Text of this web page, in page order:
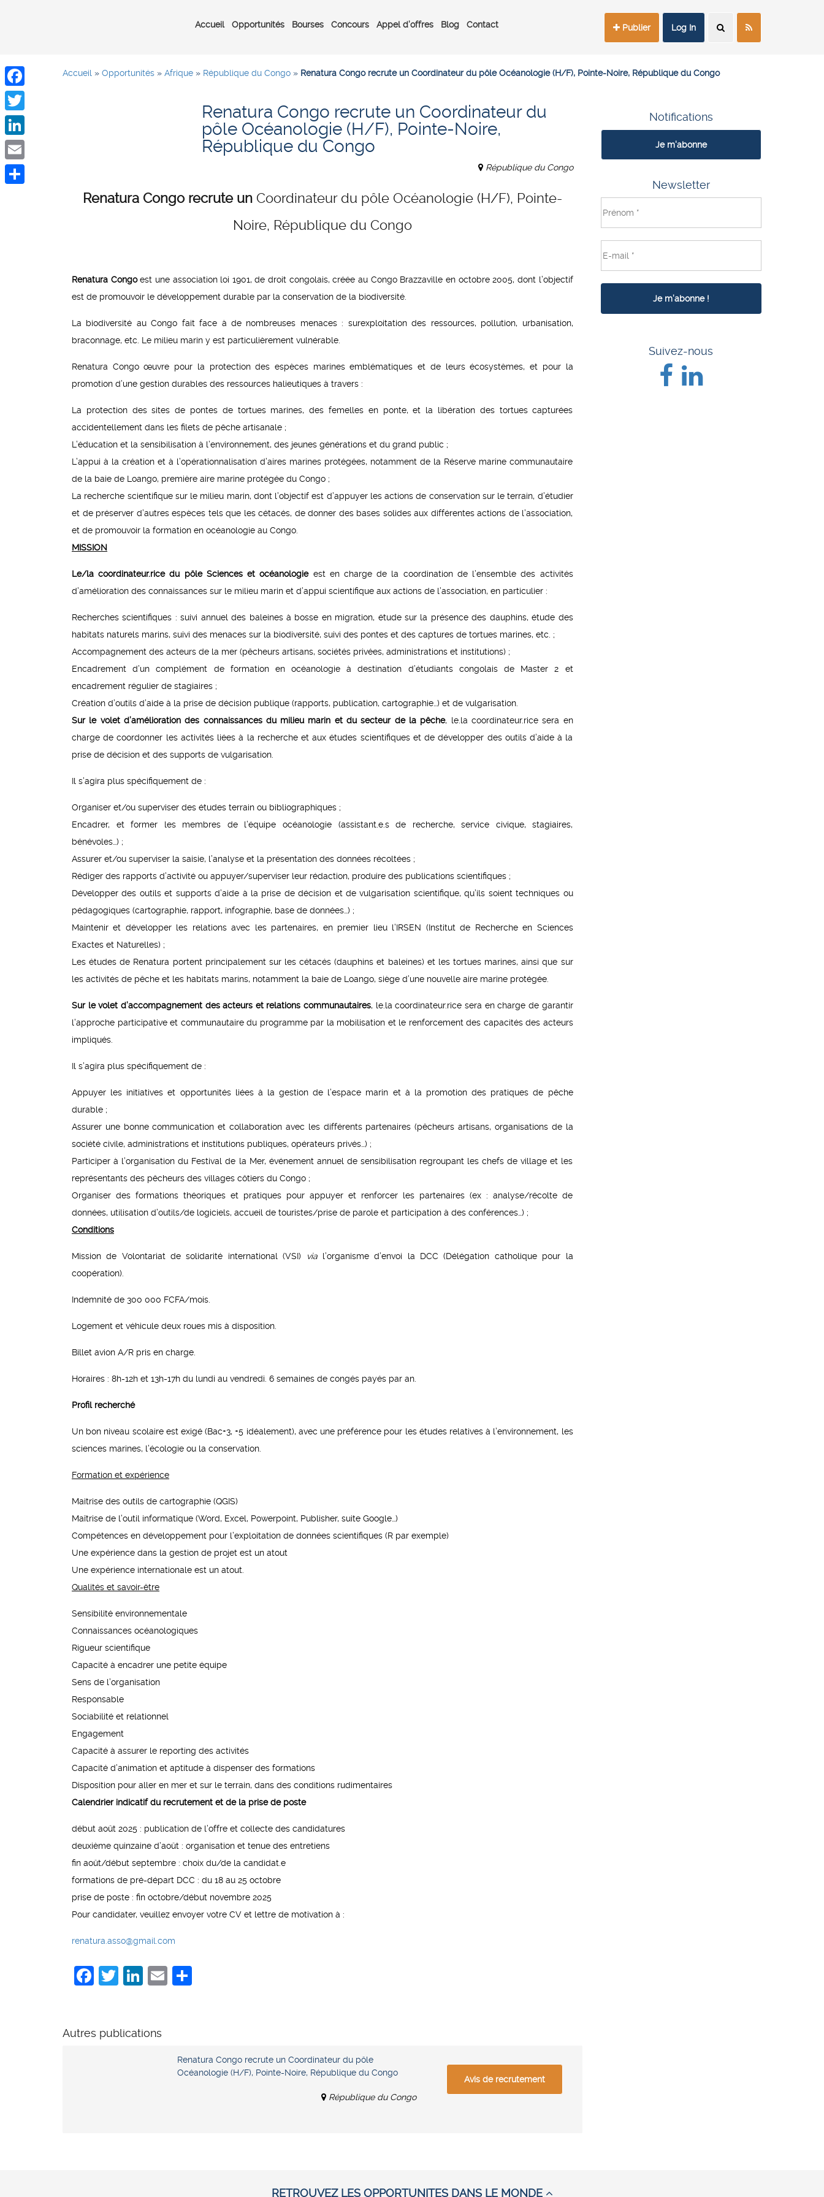
Accueil Opportunités Bourses Concours Appel d’offres Blog Contact Publier Log In
Accueil » Opportunités » Afrique » République du Congo » Renatura Congo recrute un Coordinateur du pôle Océanologie (H/F), Pointe-Noire, République du Congo
Renatura Congo recrute un Coordinateur du
pôle Océanologie (H/F), Pointe-Noire,
République du Congo
République du Congo
Renatura Congo recrute un Coordinateur du pôle Océanologie (H/F), Pointe-
Noire, République du Congo
Renatura Congoest une association loi 1901, de droit congolais, créée au Congo Brazzaville en octobre 2005, dont l’objectif
est de promouvoir le développement durable par la conservation de la biodiversité.
La biodiversité au Congo fait face à de nombreuses menaces : surexploitation des ressources, pollution, urbanisation,
braconnage, etc. Le milieu marin y est particulièrement vulnérable.
Renatura Congo œuvre pour la protection des espèces marines emblématiques et de leurs écosystèmes, et pour la
promotion d’une gestion durables des ressources halieutiques à travers :
La protection des sites de pontes de tortues marines, des femelles en ponte, et la libération des tortues capturées
accidentellement dans les filets de pêche artisanale ;
L’éducation et la sensibilisation à l’environnement, des jeunes générations et du grand public ;
L’appui à la création et à l’opérationnalisation d’aires marines protégées, notamment de la Réserve marine communautaire
de la baie de Loango, première aire marine protégée du Congo ;
La recherche scientifique sur le milieu marin, dont l’objectif est d’appuyer les actions de conservation sur le terrain, d’étudier
et de préserver d’autres espèces tels que les cétacés, de donner des bases solides aux différentes actions de l’association,
et de promouvoir la formation en océanologie au Congo.
MISSION
Le/la coordinateur.rice du pôle Sciences et océanologieest en charge de la coordination de l’ensemble des activités
d’amélioration des connaissances sur le milieu marin et d’appui scientifique aux actions de l’association, en particulier :
Recherches scientifiques : suivi annuel des baleines à bosse en migration, étude sur la présence des dauphins, étude des
habitats naturels marins, suivi des menaces sur la biodiversité, suivi des pontes et des captures de tortues marines, etc. ;
Accompagnement des acteurs de la mer (pêcheurs artisans, sociétés privées, administrations et institutions) ;
Encadrement d’un complément de formation en océanologie à destination d’étudiants congolais de Master 2 et
encadrement régulier de stagiaires ;
Création d’outils d’aide à la prise de décision publique (rapports, publication, cartographie…) et de vulgarisation.
Sur le volet d’amélioration des connaissances du milieu marin et du secteur de la pêche, le.la coordinateur.rice sera en
charge de coordonner les activités liées à la recherche et aux études scientifiques et de développer des outils d’aide à la
prise de décision et des supports de vulgarisation.
Il s’agira plus spécifiquement de :
Organiser et/ou superviser des études terrain ou bibliographiques ;
Encadrer, et former les membres de l’équipe océanologie (assistant.e.s de recherche, service civique, stagiaires,
bénévoles…) ;
Assurer et/ou superviser la saisie, l’analyse et la présentation des données récoltées ;
Rédiger des rapports d’activité ou appuyer/superviser leur rédaction, produire des publications scientifiques ;
Développer des outils et supports d’aide à la prise de décision et de vulgarisation scientifique, qu’ils soient techniques ou
pédagogiques (cartographie, rapport, infographie, base de données…) ;
Maintenir et développer les relations avec les partenaires, en premier lieu l’IRSEN (Institut de Recherche en Sciences
Exactes et Naturelles) ;
Les études de Renatura portent principalement sur les cétacés (dauphins et baleines) et les tortues marines, ainsi que sur
les activités de pêche et les habitats marins, notamment la baie de Loango, siège d’une nouvelle aire marine protégée.
Sur le volet d’accompagnement des acteurs et relations communautaires, le.la coordinateur.rice sera en charge de garantir
l’approche participative et communautaire du programme par la mobilisation et le renforcement des capacités des acteurs
impliqués.
Il s’agira plus spécifiquement de :
Appuyer les initiatives et opportunités liées à la gestion de l’espace marin et à la promotion des pratiques de pêche
durable ;
Assurer une bonne communication et collaboration avec les différents partenaires (pêcheurs artisans, organisations de la
société civile, administrations et institutions publiques, opérateurs privés…) ;
Participer à l’organisation du Festival de la Mer, événement annuel de sensibilisation regroupant les chefs de village et les
représentants des pêcheurs des villages côtiers du Congo ;
Organiser des formations théoriques et pratiques pour appuyer et renforcer les partenaires (ex : analyse/récolte de
données, utilisation d’outils/de logiciels, accueil de touristes/prise de parole et participation à des conférences…) ;
Conditions
Mission de Volontariat de solidarité international (VSI) vial’organisme d’envoi la DCC (Délégation catholique pour la
coopération).
Indemnité de 300 000 FCFA/mois.
Logement et véhicule deux roues mis à disposition.
Billet avion A/R pris en charge.
Horaires : 8h-12h et 13h-17h du lundi au vendredi. 6 semaines de congés payés par an.
Profil recherché
Un bon niveau scolaire est exigé (Bac+3, +5 idéalement), avec une préférence pour les études relatives à l’environnement, les
sciences marines, l’écologie ou la conservation.
Formation et expérience
Maitrise des outils de cartographie (QGIS)
Maîtrise de l’outil informatique (Word, Excel, Powerpoint, Publisher, suite Google…)
Compétences en développement pour l’exploitation de données scientifiques (R par exemple)
Une expérience dans la gestion de projet est un atout
Une expérience internationale est un atout.
Qualités et savoir-être
Sensibilité environnementale
Connaissances océanologiques
Rigueur scientifique
Capacité à encadrer une petite équipe
Sens de l’organisation
Responsable
Sociabilité et relationnel
Engagement
Capacité à assurer le reporting des activités
Capacité d’animation et aptitude à dispenser des formations
Disposition pour aller en mer et sur le terrain, dans des conditions rudimentaires
Calendrier indicatif du recrutement et de la prise de poste
début août 2025 : publication de l’offre et collecte des candidatures
deuxième quinzaine d’août : organisation et tenue des entretiens
fin août/début septembre : choix du/de la candidat.e
formations de pré-départ DCC : du 18 au 25 octobre
prise de poste : fin octobre/début novembre 2025
Pour candidater, veuillez envoyer votre CV et lettre de motivation à :
renatura.asso@gmail.com
Facebook
Twitter
LinkedIn
Email
Autres publications
Renatura Congo recrute un Coordinateur du pôle
Océanologie (H/F), Pointe-Noire, République du Congo
République du Congo
Avis de recrutement
Notifications
Je m'abonne
Newsletter
Suivez-nous
RETROUVEZ LES OPPORTUNITES DANS LE MONDE
Facebook
Twitter
LinkedIn
Email